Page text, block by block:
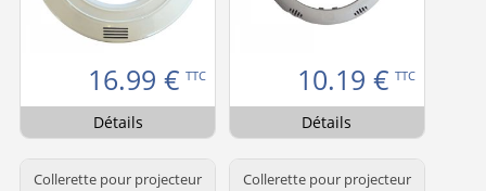
16.99 € TTC
Détails
10.19 € TTC
Détails
Collerette pour projecteur
Collerette pour projecteur